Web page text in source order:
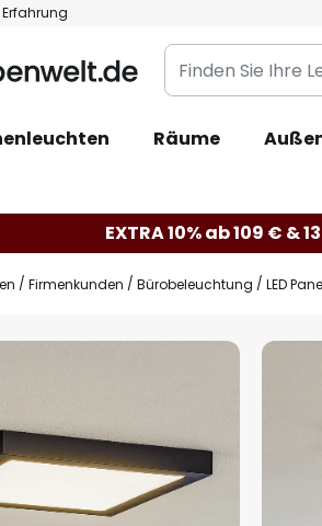
Finden
Sie
Leuchte...
Räume
EXTRA 10% ab 109 € &
Firmenkunden Bürobeleuchtung LED